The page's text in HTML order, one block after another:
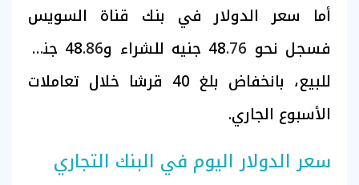
أما سعر الدولار في بنك قناة السويس
فسجل نحو 48 .76 جنيه للشراء و48.86
جنيه
للبيع، بانخفاض بلغ 40 قرشا خلال تعاملات
الأسبوع الجاري.
سعر الدولار اليوم في البنك التجاري